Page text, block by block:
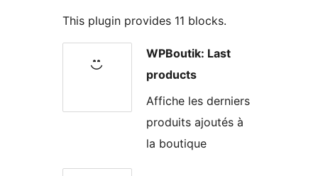
This plugin provides 11 blocks.
WPBoutik: Last
products
Affiche les derniers
produits ajoutés à
la boutique